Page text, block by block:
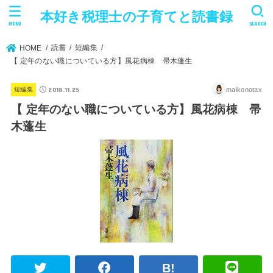
本好き税理士の子育てと読書録 SEARCH
MENU
HOME 読書
短編集
【 定年のない職についている方】風花病棟 帚木蓬生
短編集 2018.11.25 maikonotax
【 定年のない職についている方】風花病棟 帚
木蓬生